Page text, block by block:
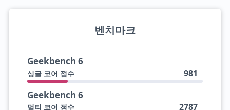
벤치마크
Geekbench 6
싱글 코어 점수 981
Geekbench 6
멀티 코어 점수 2787